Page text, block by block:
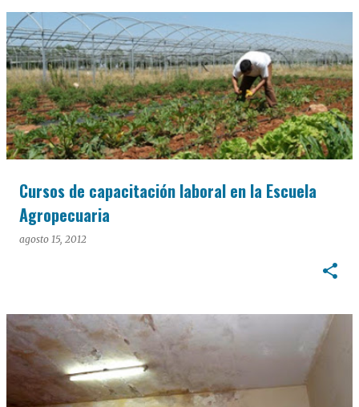
Cursos de capacitación laboral en la Escuela
Agropecuaria
agosto 15, 2012